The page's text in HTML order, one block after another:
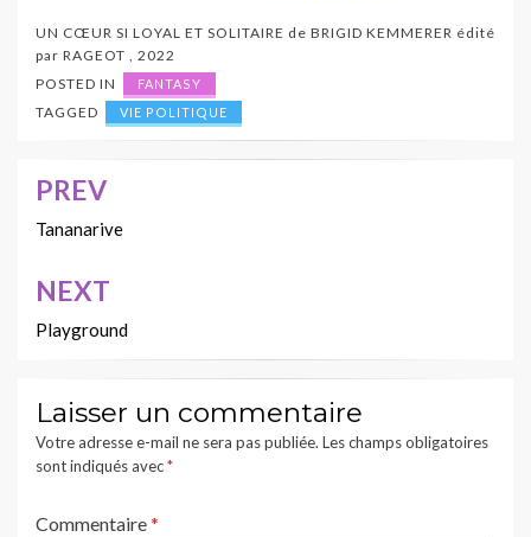
UN CŒUR SI LOYAL ET SOLITAIRE de BRIGID KEMMERER édité
par RAGEOT , 2022
POSTED IN
FANTASY
TAGGED VIE POLITIQUE
Navigation
de
l’article
PREV
Tananarive
NEXT
Playground
Laisser un commentaire
Votre adresse e-mail ne sera pas publiée. Les champs obligatoires
sont indiqués avec*
Commentaire*